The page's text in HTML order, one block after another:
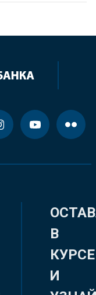
В
КУРСЕ
И